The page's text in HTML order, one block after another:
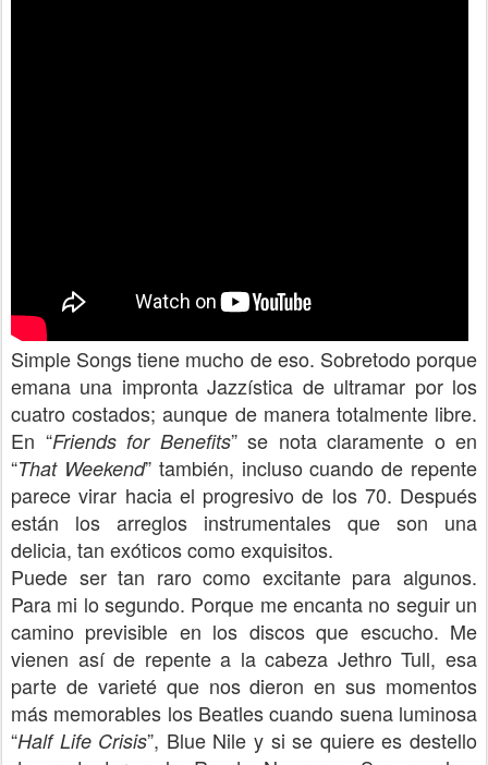
Simple Songs tiene mucho de eso. Sobretodo porque
emana una impronta Jazzística de ultramar por los
cuatro costados; aunque de manera totalmente libre.
En “Friends for Benefits” se nota claramente o en
“That Weekend” también, incluso cuando de repente
parece virar hacia el progresivo de los 70. Después
están los arreglos instrumentales que son una
delicia, tan exóticos como exquisitos.
Puede ser tan raro como excitante para algunos.
Para mi lo segundo. Porque me encanta no seguir un
camino previsible en los discos que escucho. Me
vienen así de repente a la cabeza Jethro Tull, esa
parte de varieté que nos dieron en sus momentos
más memorables los Beatles cuando suena luminosa
“Half Life Crisis”, Blue Nile y si se quiere es destello